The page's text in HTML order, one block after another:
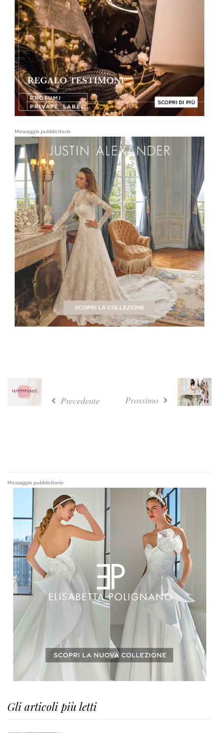
Messaggio pubblicitario
Precedente Prossimo
Messaggio pubblicitario
Gli articoli più letti